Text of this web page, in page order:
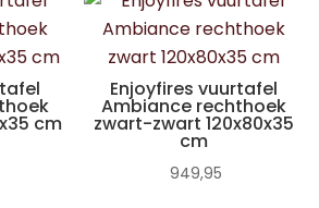
cm
Enjoyfires vuurtafel
Ambiance rechthoek
zwart-zwart 120x80x35
cm
949,95